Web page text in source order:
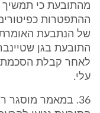
מהתובעת כי
ההתפטרות
של הנתבעת
התובעת בגן
לאחר קבלת
עלי.
36. במאמר מוסגר